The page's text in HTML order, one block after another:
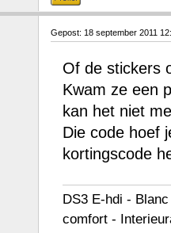
Gepost: 18 september 2011
Of de stickers
Kwam ze een
kan het niet
Die code hoef
kortingscode
DS3 E-hdi -
comfort -